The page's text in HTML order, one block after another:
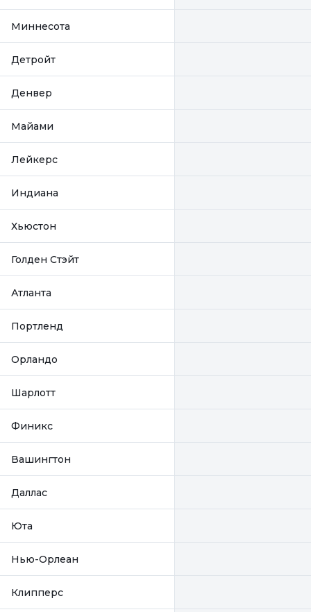
Миннесота
Детройт
Денвер
Майами
Лейкерс
Индиана
Хьюстон
Голден Стэйт
Атланта
Портленд
Орландо
Шарлотт
Финикс
Вашингтон
Даллас
Юта
Нью-Орлеан
Клипперс